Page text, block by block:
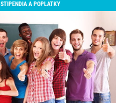
STIPENDIA A POPLATKY